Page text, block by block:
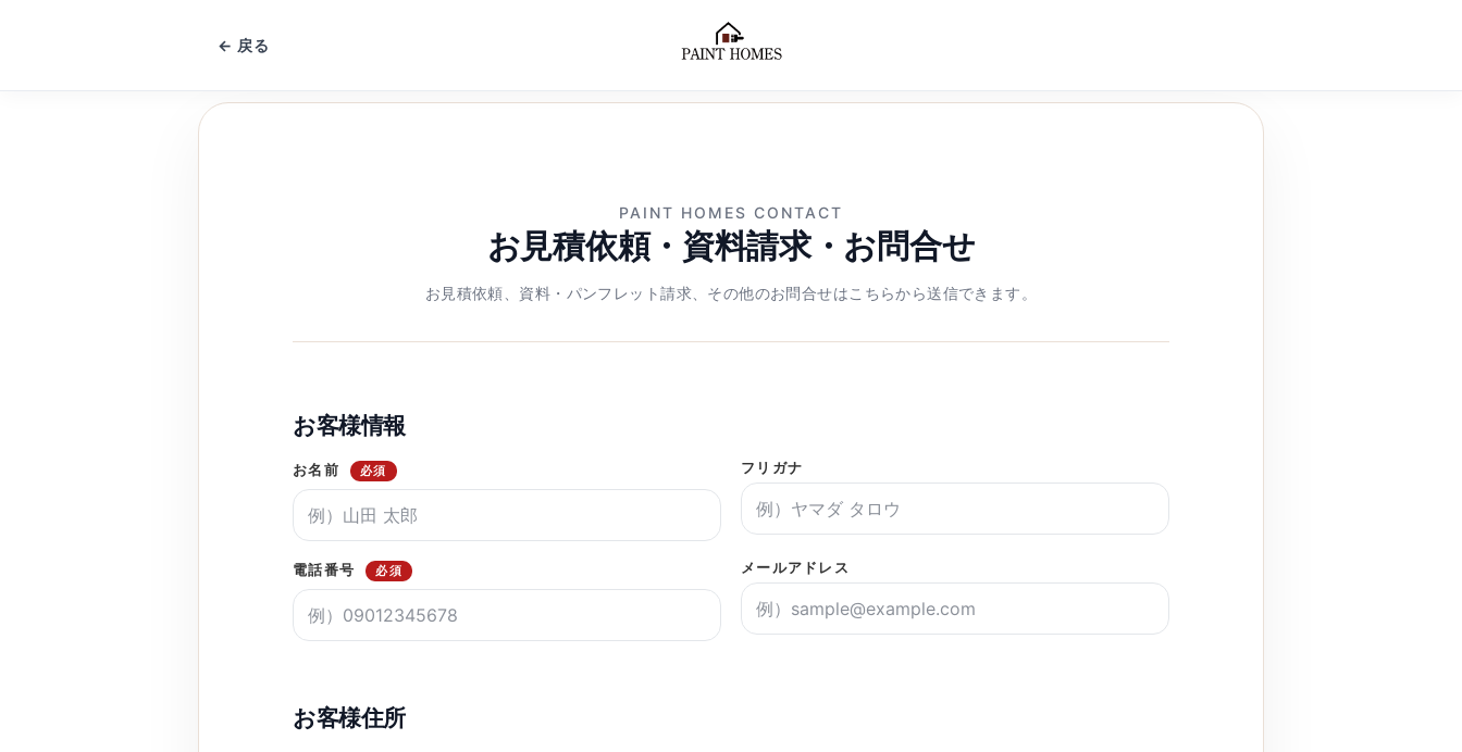
← 戻る
PAINT HOMES CONTACT
お見積依頼・資料請求・お問合せ
お見積依頼、資料・パンフレット請求、その他のお問合せはこちらから送信できます。
お客様情報
お名前 必須 フリガナ
電話番号 必須 メールアドレス
お客様住所